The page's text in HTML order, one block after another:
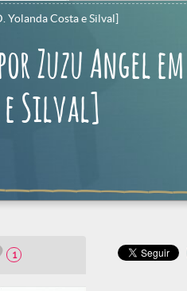
Yolanda Costa e Silval]
Zuzu Angel
e Silval]
1